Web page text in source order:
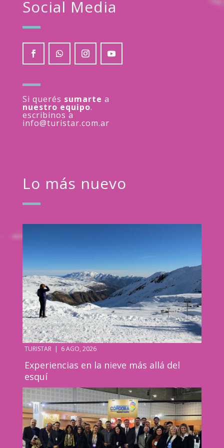
Social Media
Si querés sumarte a
nuestro equipo.
escribinos a
info@turistar.com.ar
Lo más nuevo
TURISTAR | 6 AGO, 2026
Experiencias en la nieve más allá del
esquí